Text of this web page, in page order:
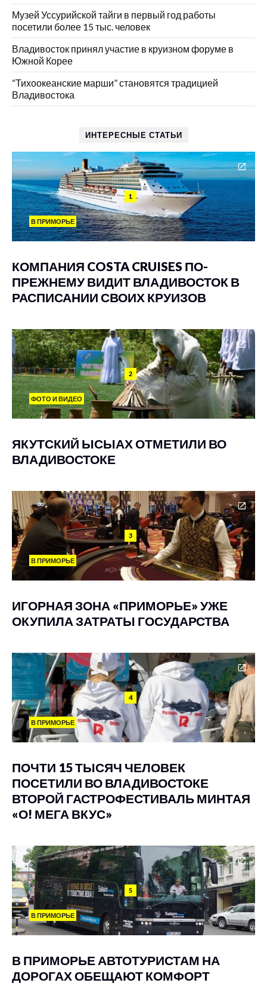
Музей Уссурийской тайги в первый год работы
посетили более 15 тыс. человек
Владивосток принял участие в круизном форуме в
Южной Корее
“Тихоокеанские марши” становятся традицией
Владивостока
ИНТЕРЕСНЫЕ СТАТЬИ
1
В ПРИМОРЬЕ
КОМПАНИЯ COSTA CRUISES ПО-
ПРЕЖНЕМУ ВИДИТ ВЛАДИВОСТОК В
РАСПИСАНИИ СВОИХ КРУИЗОВ
2
ФОТО И ВИДЕО
ЯКУТСКИЙ ЫСЫАХ ОТМЕТИЛИ ВО
ВЛАДИВОСТОКЕ
3
В ПРИМОРЬЕ
ИГОРНАЯ ЗОНА «ПРИМОРЬЕ» УЖЕ
ОКУПИЛА ЗАТРАТЫ ГОСУДАРСТВА
4
В ПРИМОРЬЕ
ПОЧТИ 15 ТЫСЯЧ ЧЕЛОВЕК
ПОСЕТИЛИ ВО ВЛАДИВОСТОКЕ
ВТОРОЙ ГАСТРОФЕСТИВАЛЬ МИНТАЯ
«О! МЕГА ВКУС»
5
В ПРИМОРЬЕ
В ПРИМОРЬЕ АВТОТУРИСТАМ НА
ДОРОГАХ ОБЕЩАЮТ КОМФОРТ